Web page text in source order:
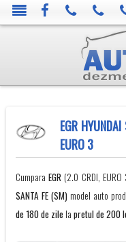
EGR
EURO 3
CumparaEGR (2.0 CRDI,
SANTA FE (SM)model auto
de 180 de zile la pretul de 200